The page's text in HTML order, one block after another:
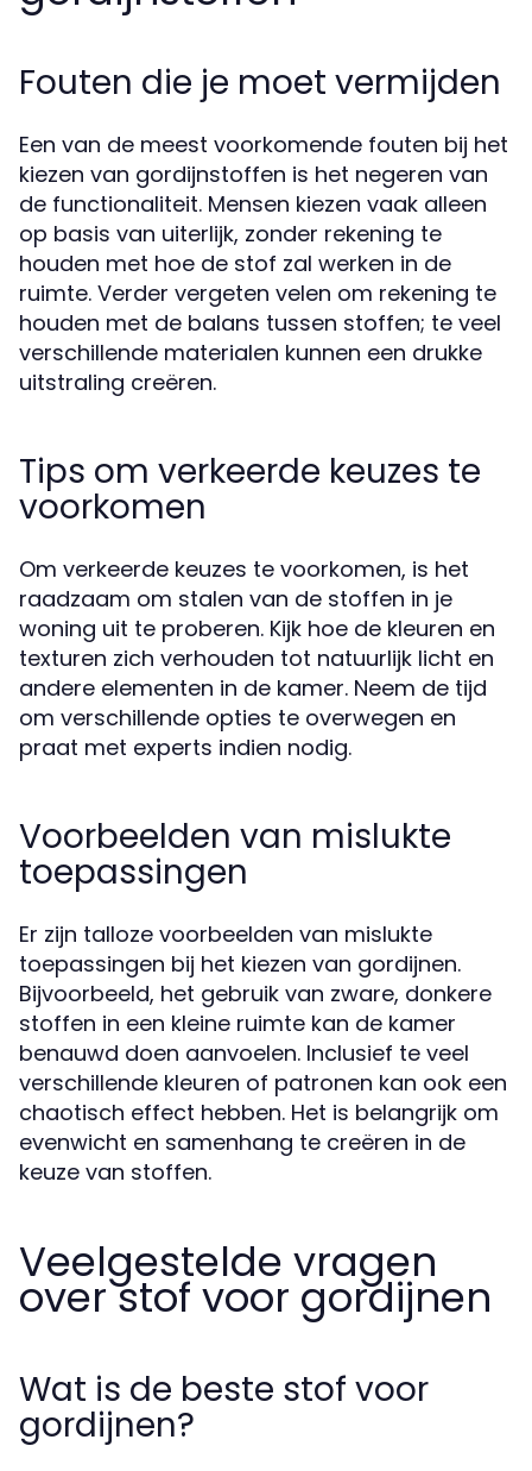
Fouten die je moet vermijden
Een van de meest voorkomende fouten bij het
kiezen van gordijnstoffen is het negeren van
de functionaliteit. Mensen kiezen vaak alleen
op basis van uiterlijk, zonder rekening te
houden met hoe de stof zal werken in de
ruimte. Verder vergeten velen om rekening te
houden met de balans tussen stoffen; te veel
verschillende materialen kunnen een drukke
uitstraling creëren.
Tips om verkeerde keuzes te
voorkomen
Om verkeerde keuzes te voorkomen, is het
raadzaam om stalen van de stoffen in je
woning uit te proberen. Kijk hoe de kleuren en
texturen zich verhouden tot natuurlijk licht en
andere elementen in de kamer. Neem de tijd
om verschillende opties te overwegen en
praat met experts indien nodig.
Voorbeelden van mislukte
toepassingen
Er zijn talloze voorbeelden van mislukte
toepassingen bij het kiezen van gordijnen.
Bijvoorbeeld, het gebruik van zware, donkere
stoffen in een kleine ruimte kan de kamer
benauwd doen aanvoelen. Inclusief te veel
verschillende kleuren of patronen kan ook een
chaotisch effect hebben. Het is belangrijk om
evenwicht en samenhang te creëren in de
keuze van stoffen.
Veelgestelde vragen
over stof voor gordijnen
Wat is de beste stof voor
gordijnen?